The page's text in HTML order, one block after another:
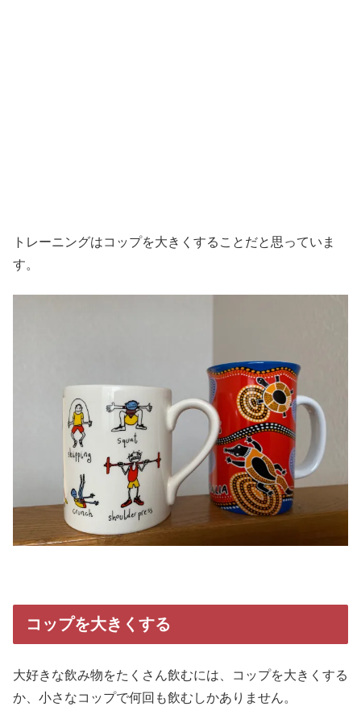
トレーニングはコップを大きくすることだと思っていま
す。
コップを大きくする
大好きな飲み物をたくさん飲むには、コップを大きくする
か、小さなコップで何回も飲むしかありません。